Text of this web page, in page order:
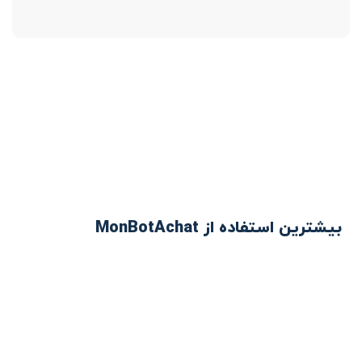
بیشترین استفاده از MonBotAchat